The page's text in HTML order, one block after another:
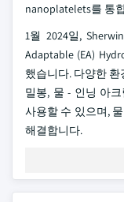
nanoplatelets를 통
1월 2024일,
Adaptable (EA)
했습니다. 다양한
밀봉, 물 - 인닝 아
사용할 수 있으며,
해결합니다.